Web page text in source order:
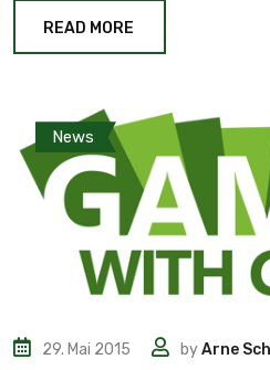
READ MORE
News
29. Mai 2015 byArne